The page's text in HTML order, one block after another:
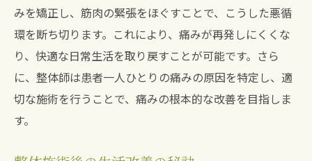
みを矯正し、筋肉の緊張をほぐすことで、こうした悪循
環を断ち切ります。これにより、痛みが再発しにくくな
り、快適な日常生活を取り戻すことが可能です。さら
に、整体師は患者一人ひとりの痛みの原因を特定し、適
切な施術を行うことで、痛みの根本的な改善を目指しま
す。